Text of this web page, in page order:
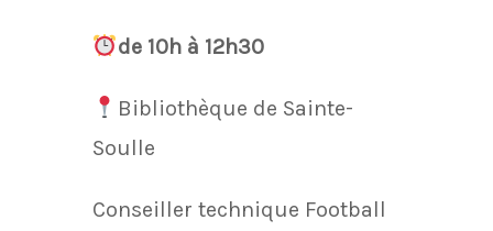
de 10h à 12h30
Bibliothèque de Sainte-
Soulle
Conseiller technique Football